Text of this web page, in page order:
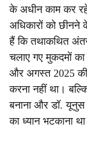
के अधीन काम कर रहे
अधिकारों को
हैं कि तथाकथित
चलाए गए मुकदमों का
और अगस्त 2025 की
करना नहीं था।
बनाना और डॉ.
का ध्यान भटकाना